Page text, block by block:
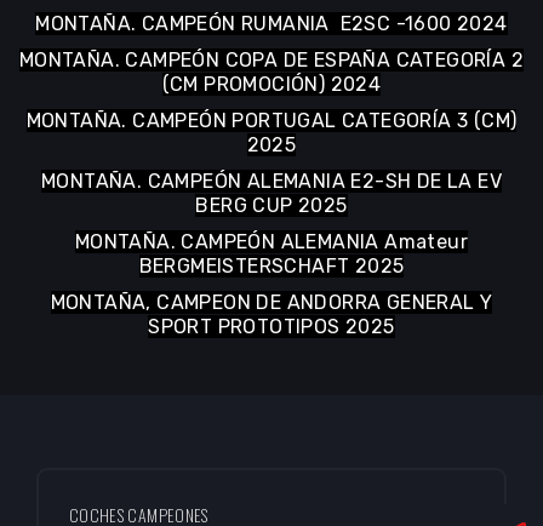
MONTAÑA. CAMPEÓN PORTUGAL CATEGORÍA 3 (CM)
2024
MONTAÑA. CAMPEÓN ALEMANIA E2-SH DE LA EV
BERG CUP 2024
MONTAÑA. CAMPEÓN RUMANIA E2SC -1600 2024
MONTAÑA. CAMPEÓN COPA DE ESPAÑA CATEGORÍA 2
(CM PROMOCIÓN) 2024
MONTAÑA. CAMPEÓN PORTUGAL CATEGORÍA 3 (CM)
2025
MONTAÑA. CAMPEÓN ALEMANIA E2-SH DE LA EV
BERG CUP 2025